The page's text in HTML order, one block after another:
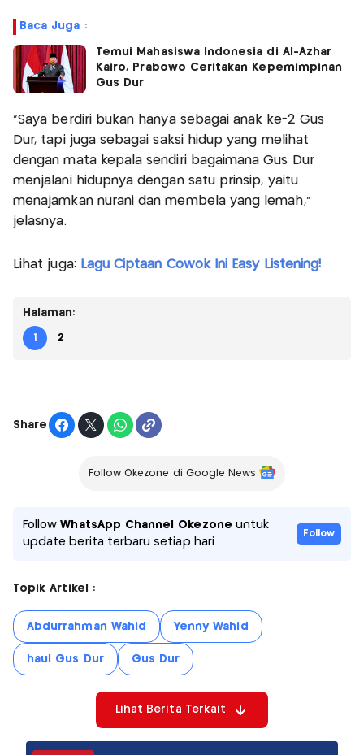
Baca Juga :
Temui Mahasiswa Indonesia di Al-Azhar
Kairo, Prabowo Ceritakan Kepemimpinan
Gus Dur
"Saya berdiri bukan hanya sebagai anak ke-2 Gus
Dur, tapi juga sebagai saksi hidup yang melihat
dengan mata kepala sendiri bagaimana Gus Dur
menjalani hidupnya dengan satu prinsip, yaitu
menajamkan nurani dan membela yang lemah,"
jelasnya.
Lihat juga: Lagu Ciptaan Cowok Ini Easy Listening!
Halaman:
1 2
Share
Follow Okezone di Google News
FollowWhatsApp Channel Okezone untuk
update berita terbaru setiap hari
Follow
Topik Artikel :
Abdurrahman Wahid Yenny Wahid
haul Gus Dur Gus Dur
Lihat Berita Terkait